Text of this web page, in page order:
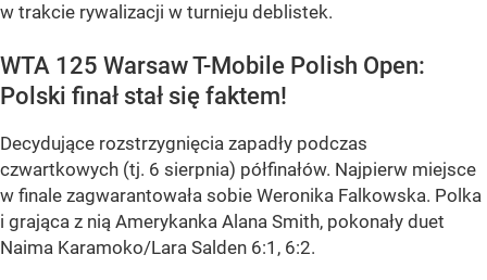
w trakcie rywalizacji w turnieju deblistek.
WTA 125 Warsaw T-Mobile Polish Open:
Polski finał stał się faktem!
Decydujące rozstrzygnięcia zapadły podczas
czwartkowych (tj. 6 sierpnia) półfinałów. Najpierw miejsce
w finale zagwarantowała sobie Weronika Falkowska. Polka
i grająca z nią Amerykanka Alana Smith, pokonały duet
Naima Karamoko/Lara Salden 6:1, 6:2.